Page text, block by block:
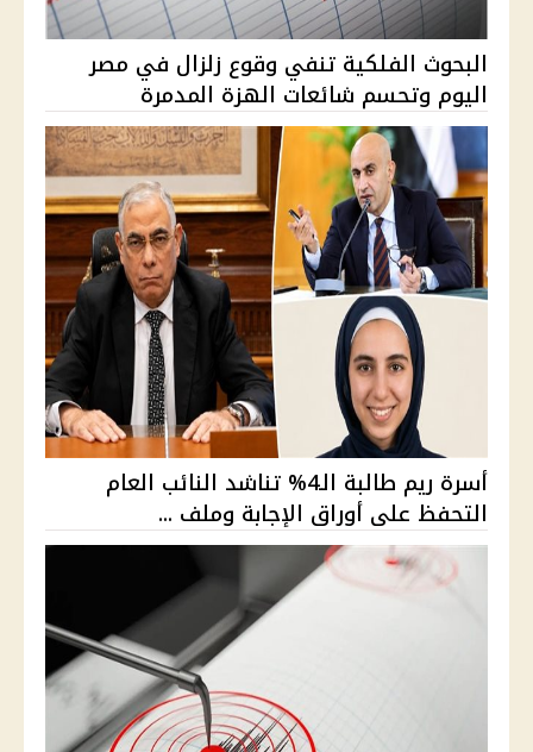
البحوث الفلكية تنفي وقوع زلزال في مصر
اليوم وتحسم شائعات الهزة المدمرة
أسرة ريم طالبة الـ4% تناشد النائب العام
التحفظ على أوراق الإجابة وملف ...